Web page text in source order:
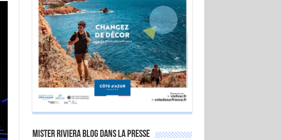
Mister Riviera Blog dans la Presse